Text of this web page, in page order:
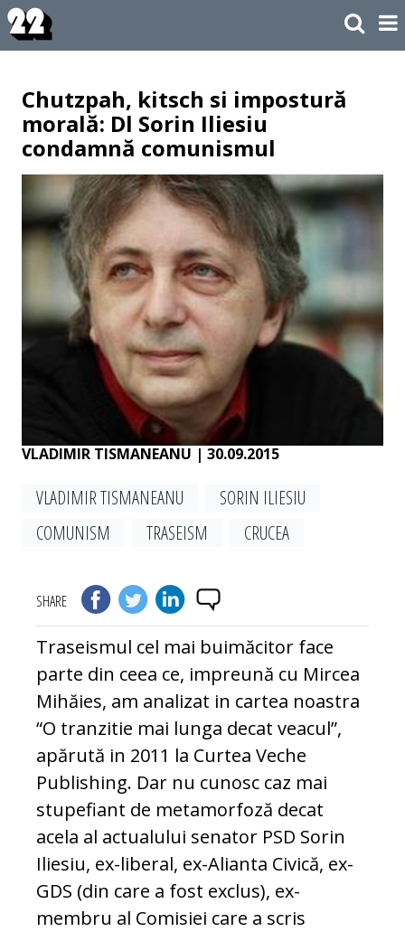
Chutzpah, kitsch si impostură
morală: Dl Sorin Iliesiu
condamnă comunismul
VLADIMIR TISMANEANU | 30.09.2015
VLADIMIR TISMANEANU
SORIN ILIESIU
COMUNISM
TRASEISM CRUCEA
SHARE
Traseismul cel mai buimăcitor face
parte din ceea ce, impreună cu Mircea
Mihăies, am analizat in cartea noastra
“O tranzitie mai lunga decat veacul”,
apărută in 2011 la Curtea Veche
Publishing. Dar nu cunosc caz mai
stupefiant de metamorfoză decat
acela al actualului senator PSD Sorin
Iliesiu, ex-liberal, ex-Alianta Civică, ex-
GDS (din care a fost exclus), ex-
membru al Comisiei care a scris